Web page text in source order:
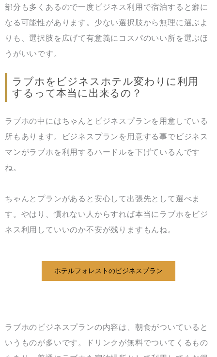
部分も多くあるので一度ビジネス利用で宿泊すると癖に
なる可能性があります。少ない選択肢から無理に選ぶよ
りも、選択肢を広げて有意義にコスパのいい所を選ぶほ
うがいいです。
ラブホをビジネスホテル変わりに利用
するって本当に出来るの？
ラブホの中にはちゃんとビジネスプランを用意している
所もあります。ビジネスプランを用意する事でビジネス
マンがラブホを利用するハードルを下げているんです
ね。
ちゃんとプランがあると安心して出張先として選べま
す。やはり、慣れない人からすれば本当にラブホをビジ
ネス利用していいのか不安が残りますもんね。
ホテルフォレストのビジネスプラン
ラブホのビジネスプランの内容は、朝食がついていると
いうものが多いです。ドリンクが無料でついてくるもの